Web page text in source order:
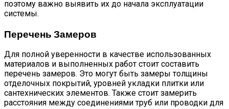
поэтому важно выявить их до начала эксплуатации
системы.
Перечень Замеров
Для полной уверенности в качестве использованных
материалов и выполненных работ стоит составить
перечень замеров. Это могут быть замеры толщины
отделочных покрытий, уровней укладки плитки или
сантехнических элементов. Также стоит замерить
расстояния между соединениями труб или проводки для